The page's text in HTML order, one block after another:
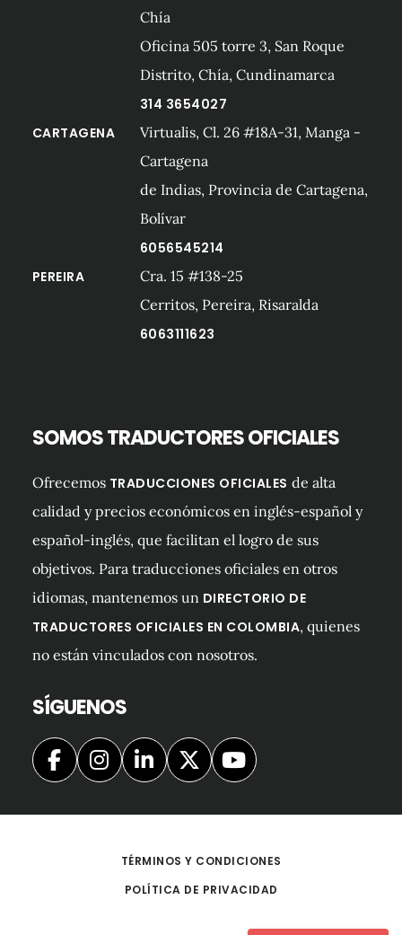
Chía
Oficina 505 torre 3, San Roque
Distrito, Chía, Cundinamarca
314 3654027
CARTAGENA
Virtualis, Cl. 26 #18A-31, Manga -
Cartagena
de Indias, Provincia de Cartagena,
Bolívar
6056545214
PEREIRA
Cra. 15 #138-25
Cerritos, Pereira, Risaralda
6063111623
SOMOS TRADUCTORES OFICIALES
Ofrecemos TRADUCCIONES OFICIALES de alta
calidad y precios económicos en inglés-español y
español-inglés, que facilitan el logro de sus
objetivos. Para traducciones oficiales en otros
idiomas, mantenemos un DIRECTORIO DE
TRADUCTORES OFICIALES EN COLOMBIA, quienes
no están vinculados con nosotros.
SÍGUENOS
TÉRMINOS Y CONDICIONES
POLÍTICA DE PRIVACIDAD